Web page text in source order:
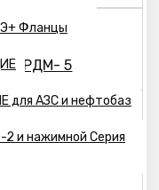
Фланцы
для АЗС и нефтобаз
2 и нажимной Серия
ДРДМ- 5